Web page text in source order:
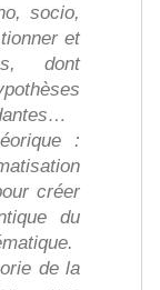
socio,
et
dont
:
créer
du
de la